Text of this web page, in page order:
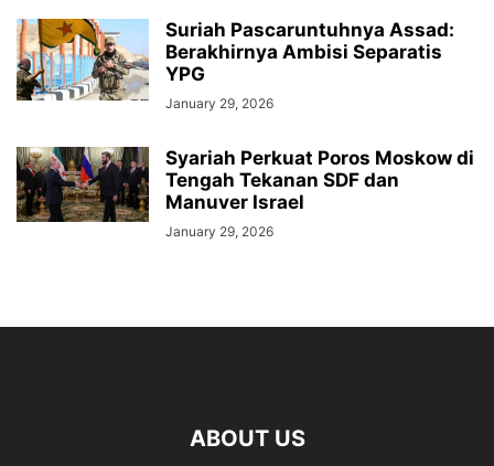
Suriah Pascaruntuhnya Assad:
Berakhirnya Ambisi Separatis
YPG
January 29, 2026
Syariah Perkuat Poros Moskow di
Tengah Tekanan SDF dan
Manuver Israel
January 29, 2026
ABOUT US